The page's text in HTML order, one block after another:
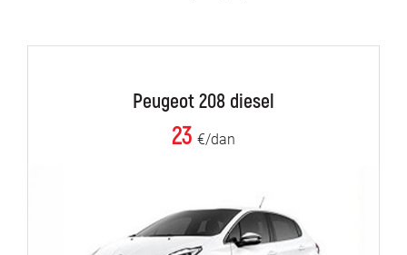
Peugeot 208 diesel
23 €/dan